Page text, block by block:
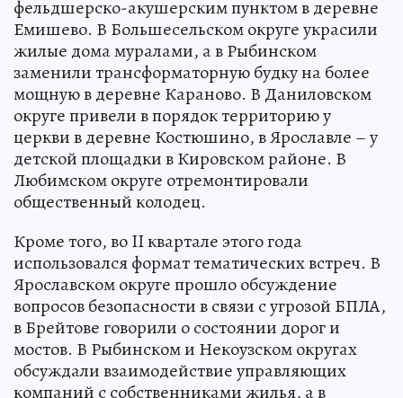
фельдшерско-акушерским пунктом в деревне
Емишево. В Большесельском округе украсили
жилые дома муралами, а в Рыбинском
заменили трансформаторную будку на более
мощную в деревне Караново. В Даниловском
округе привели в порядок территорию у
церкви в деревне Костюшино, в Ярославле – у
детской площадки в Кировском районе. В
Любимском округе отремонтировали
общественный колодец.
Кроме того, во II квартале этого года
использовался формат тематических встреч. В
Ярославском округе прошло обсуждение
вопросов безопасности в связи с угрозой БПЛА,
в Брейтове говорили о состоянии дорог и
мостов. В Рыбинском и Некоузском округах
обсуждали взаимодействие управляющих
компаний с собственниками жилья, а в